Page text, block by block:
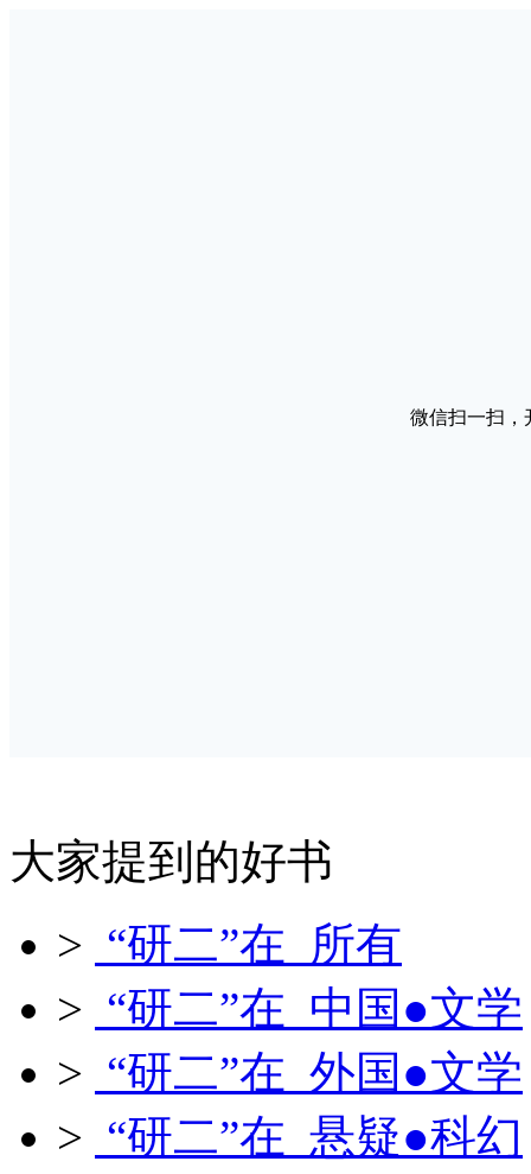
微信扫一扫，
大家提到的好书
> “研二”在 所有
> “研二”在 中国●文学
> “研二”在 外国●文学
> “研二”在 悬疑●科幻